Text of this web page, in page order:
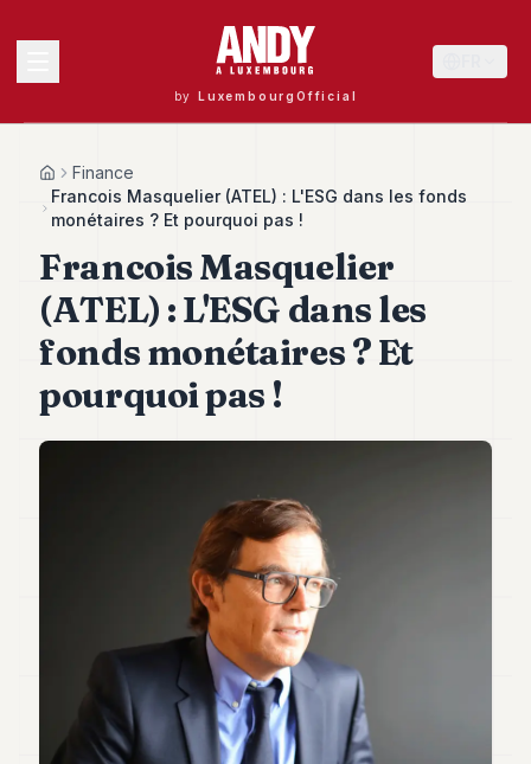
by LuxembourgOfficial
Andy
40
Andy
39
Andy
Andy
Andy
30
HomeFinance
Francois Masquelier (ATEL) : L'ESG dans les fonds
monétaires ? Et pourquoi pas !
Francois Masquelier
(ATEL) : L'ESG dans les
fonds monétaires ? Et
pourquoi pas !